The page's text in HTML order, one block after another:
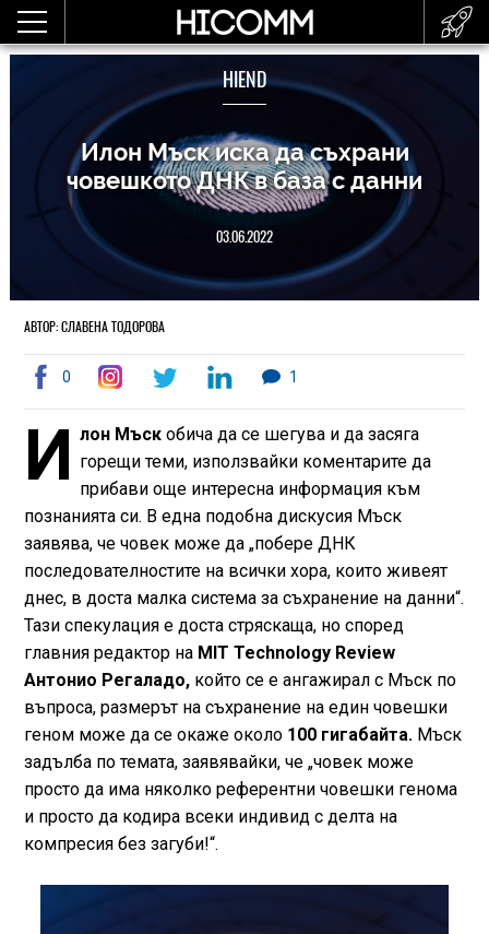
HIEND
Илон Мъск иска да съхрани
човешкото ДНК в база с данни
03.06.2022
АВТОР: СЛАВЕНА ТОДОРОВА
0 1
И лон Мъск обича да се шегува и да засяга
горещи теми, използвайки коментарите да
прибави още интересна информация към
познанията си. В една подобна дискусия Мъск
заявява, че човек може да „побере ДНК
последователностите на всички хора, които живеят
днес, в доста малка система за съхранение на данни“.
Тази спекулация е доста стряскаща, но според
главния редактор на MIT Technology Review
Антонио Регаладо,който се е ангажирал с Мъск по
въпроса, размерът на съхранение на един човешки
геном може да се окаже около 100 гигабайта.Мъск
задълба по темата, заявявайки, че „човек може
просто да има няколко референтни човешки генома
и просто да кодира всеки индивид с делта на
компресия без загуби!“.